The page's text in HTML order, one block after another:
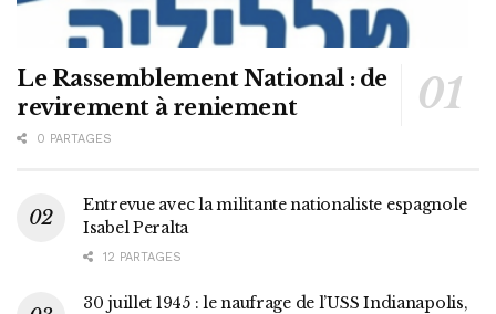
Le Rassemblement National : de
revirement à reniement
0 PARTAGES
Entrevue avec la militante nationaliste espagnole
Isabel Peralta
12 PARTAGES
30 juillet 1945 : le naufrage de l’USS Indianapolis,